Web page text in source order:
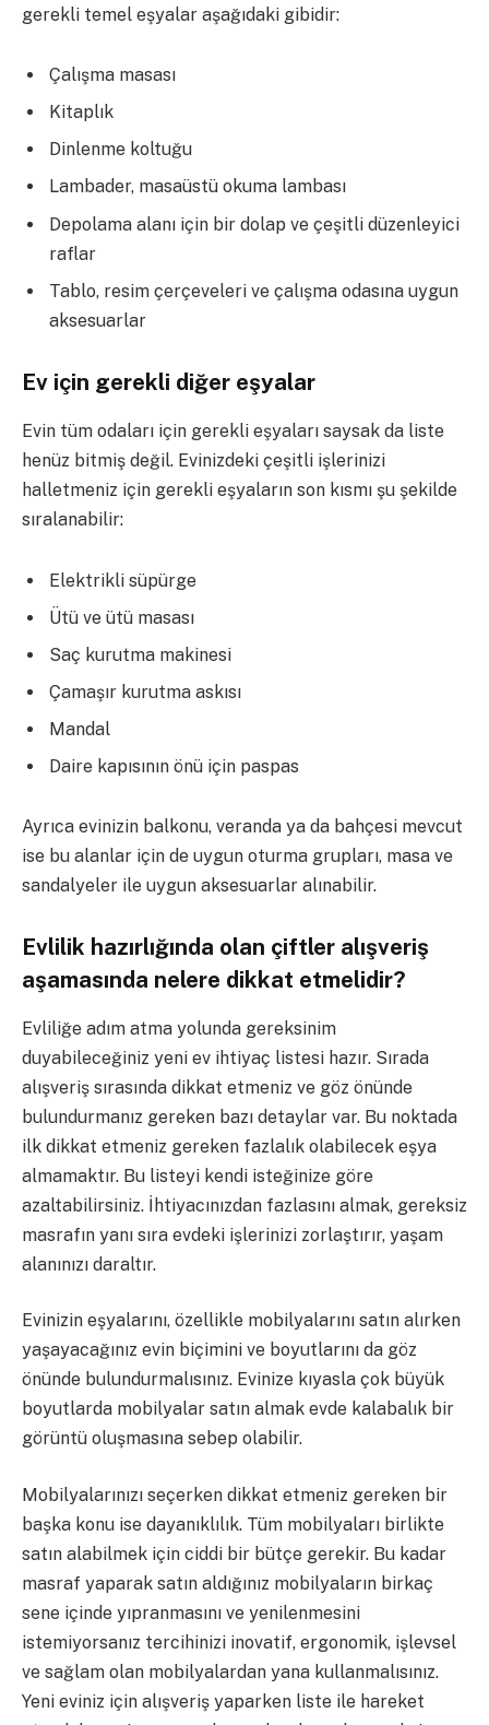
gerekli temel eşyalar aşağıdaki gibidir:
Çalışma masası
Kitaplık
Dinlenme koltuğu
Lambader, masaüstü okuma lambası
Depolama alanı için bir dolap ve çeşitli düzenleyici
raflar
Tablo, resim çerçeveleri ve çalışma odasına uygun
aksesuarlar
Ev için gerekli diğer eşyalar
Evin tüm odaları için gerekli eşyaları saysak da liste
henüz bitmiş değil. Evinizdeki çeşitli işlerinizi
halletmeniz için gerekli eşyaların son kısmı şu şekilde
sıralanabilir:
Elektrikli süpürge
Ütü ve ütü masası
Saç kurutma makinesi
Çamaşır kurutma askısı
Mandal
Daire kapısının önü için paspas
Ayrıca evinizin balkonu, veranda ya da bahçesi mevcut
ise bu alanlar için de uygun oturma grupları, masa ve
sandalyeler ile uygun aksesuarlar alınabilir.
Evlilik hazırlığında olan çiftler alışveriş
aşamasında nelere dikkat etmelidir?
Evliliğe adım atma yolunda gereksinim
duyabileceğiniz yeni ev ihtiyaç listesi hazır. Sırada
alışveriş sırasında dikkat etmeniz ve göz önünde
bulundurmanız gereken bazı detaylar var. Bu noktada
ilk dikkat etmeniz gereken fazlalık olabilecek eşya
almamaktır. Bu listeyi kendi isteğinize göre
azaltabilirsiniz. İhtiyacınızdan fazlasını almak, gereksiz
masrafın yanı sıra evdeki işlerinizi zorlaştırır, yaşam
alanınızı daraltır.
Evinizin eşyalarını, özellikle mobilyalarını satın alırken
yaşayacağınız evin biçimini ve boyutlarını da göz
önünde bulundurmalısınız. Evinize kıyasla çok büyük
boyutlarda mobilyalar satın almak evde kalabalık bir
görüntü oluşmasına sebep olabilir.
Mobilyalarınızı seçerken dikkat etmeniz gereken bir
başka konu ise dayanıklılık. Tüm mobilyaları birlikte
satın alabilmek için ciddi bir bütçe gerekir. Bu kadar
masraf yaparak satın aldığınız mobilyaların birkaç
sene içinde yıpranmasını ve yenilenmesini
istemiyorsanız tercihinizi inovatif, ergonomik, işlevsel
ve sağlam olan mobilyalardan yana kullanmalısınız.
Yeni eviniz için alışveriş yaparken liste ile hareket